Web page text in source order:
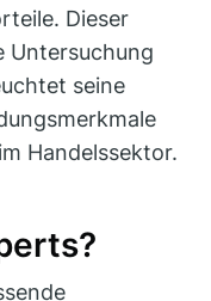
Dieser
Untersuchung
seine
Handelssektor.